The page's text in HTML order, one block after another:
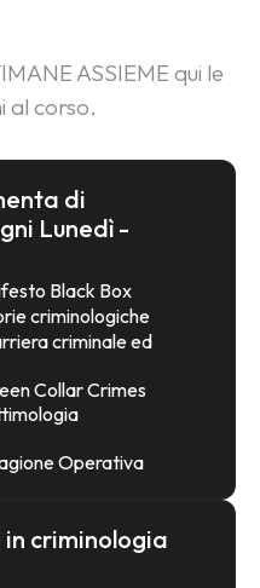
ASSIEME qui le
al corso.
di
Lunedì -
Black Box
criminologiche
criminale ed
Collar Crimes
Operativa
criminologia